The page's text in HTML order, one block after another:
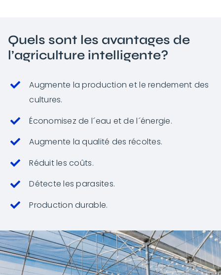
Quels sont les avantages de
l’agriculture intelligente?
Augmente la production et le rendement des
cultures.
Économisez de l´eau et de l´énergie.
Augmente la qualité des récoltes.
Réduit les coûts.
Détecte les parasites.
Production durable.